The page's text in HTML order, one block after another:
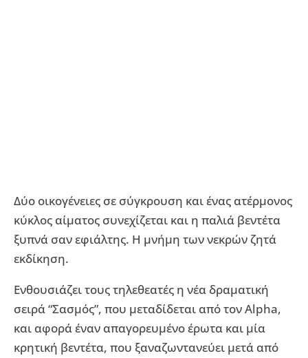
Δύο οικογένειες σε σύγκρουση και ένας ατέρμονος
κύκλος αίματος συνεχίζεται και η παλιά βεντέτα
ξυπνά σαν εφιάλτης. Η μνήμη των νεκρών ζητά
εκδίκηση.
Ενθουσιάζει τους τηλεθεατές η νέα δραματική
σειρά “Σασμός”, που μεταδίδεται από τον Alpha,
και αφορά έναν απαγορευμένο έρωτα και μία
κρητική βεντέτα, που ξαναζωντανεύει μετά από